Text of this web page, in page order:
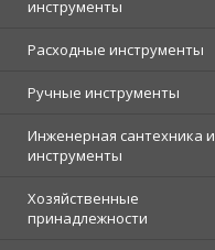
инструменты
Расходные инструменты
Ручные инструменты
Инженерная сантехника и
инструменты
Хозяйственные
принадлежности